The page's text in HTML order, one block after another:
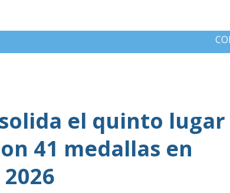
el quinto lugar
41 medallas en